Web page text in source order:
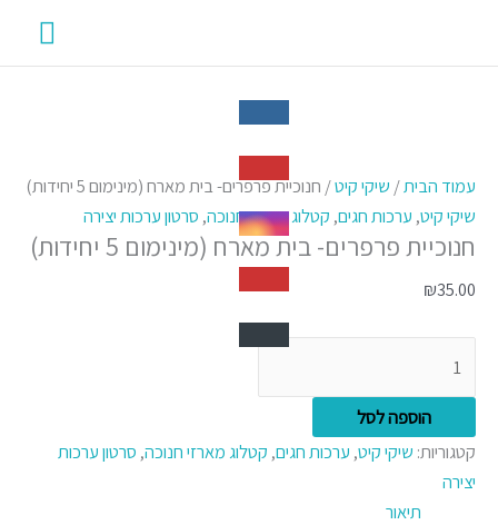
עמוד הבית/ שיקי קיט/ חנוכיית פרפרים- בית מארח (מינימום 5 יחידות)
שיקי קיט, ערכות חגים, קטלוג מארזי חנוכה, סרטון ערכות יצירה
חנוכיית פרפרים- בית מארח (מינימום 5 יחידות)
₪35.00
של
חנוכיית
פרפרים-
מארח
(מינימום
יחידות)
הוספה לסל
קטגוריות: שיקי קיט, ערכות חגים, קטלוג מארזי חנוכה, סרטון ערכות
יצירה
תיאור
טווח
מחירים:
⁦₪109.00⁩
עד
⁦₪199.00⁩
זה
יש
מספר
לבחור
האפשרויות
המוצר
למוצר
זה
יש
מספר
סוגים.
המוצר